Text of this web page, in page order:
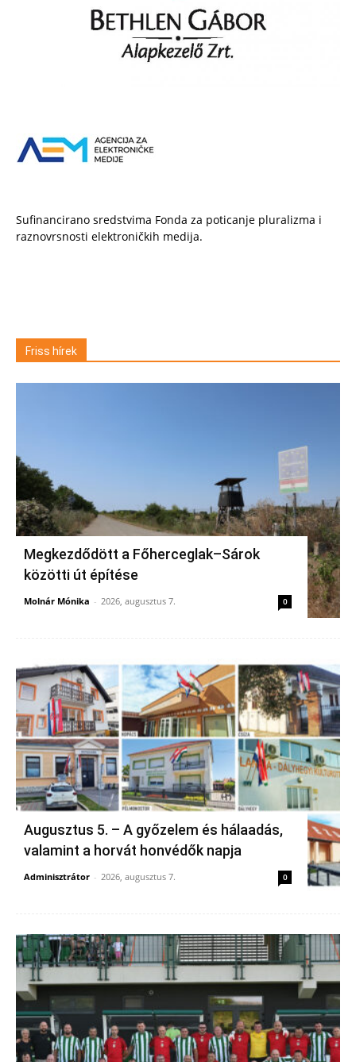
Sufinancirano sredstvima Fonda za poticanje pluralizma i
raznovrsnosti elektroničkih medija.
Friss hírek
Megkezdődött a Főherceglak–Sárok
közötti út építése
Molnár Mónika - 2026, augusztus 7. 0
Augusztus 5. – A győzelem és hálaadás,
valamint a horvát honvédők napja
Adminisztrátor - 2026, augusztus 7. 0